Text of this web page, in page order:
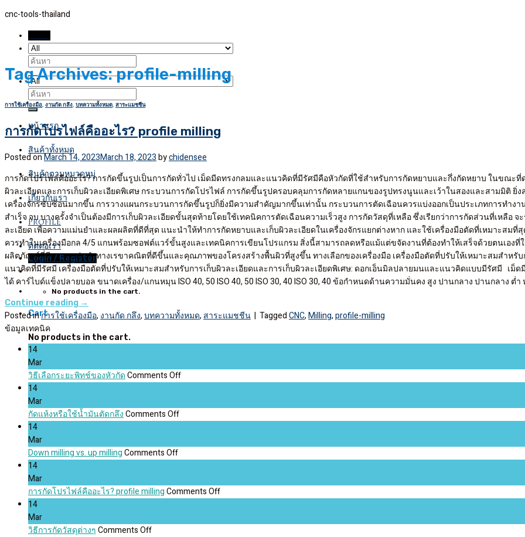
Skip
content
cnc-tools-thailand
Search
for:
Search
for:
หน้าแรก
สินค้าทั้งหมด
สินค้าตามหมวดหมู่
เกี่ยวกับเรา
Profile
ติดต่อเรา
Login / Register
No products in the cart.
Cart
No products in the cart.
Tag Archives:profile-milling
การใช้เครื่องมือ, งานกัด กลึง, บทความทั้งหมด, สาระแมชชีน
การกัดโปรไฟล์คืออะไร? profile milling
Posted onMarch 14, 2023March 18, 2023bychidensee
การกัดโปรไฟล์คืออะไร? การกัดขึ้นรูปเป็นการกัดทั่วไป เม็ดมีดทรงกลมและแนวคิดที่มีรัศมีคือหัวกัดที่ใช้สำหรับการกัดหยาบและกึ่งกัดหยาบ ในขณะ
ผิวละเอียดและการเก็บผิวละเอียดพิเศษ กระบวนการกัดโปรไฟล์ การกัดขึ้นรูปครอบคลุมการกัดหลายแกนของรูปทรงนูนและเว้าในสองและสามมิติ
เครื่องจักรซับซ้อนมากขึ้น การวางแผนกระบวนการกัดขึ้นรูปก็ยิ่งมีความสำคัญมากขึ้นเท่านั้น กระบวนการตัดเฉือนควรแบ่งออกเป็นประเภทการทำงา
สำเร็จ จบ บางครั้งจำเป็นต้องมีการเก็บผิวละเอียดขั้นสุดท้ายโดยใช้เทคนิคการตัดเฉือนความเร็วสูง การกัดวัสดุที่เหลือ ซึ่งเรียกว่าการกัดส่วนที่เหลือ จ
ละเอียด เพื่อความแม่นยำและผลผลิตที่ดีที่สุด แนะนำให้ทำการกัดหยาบและเก็บผิวละเอียดในเครื่องจักรแยกต่างหาก และใช้เครื่องมือตัดที่เหมาะสมที่
ควรทำในเครื่องมือกล 4/5 แกนพร้อมซอฟต์แวร์ขั้นสูงและเทคนิคการเขียนโปรแกรม สิ่งนี้สามารถลดหรือแม้แต่ขจัดงานที่ต้องทำให้เสร็จด้วยตนเอง
ผลิตภัณฑ์ที่มีความแม่นยำทางเรขาคณิตที่ดีขึ้นและคุณภาพของโครงสร้างพื้นผิวที่สูงขึ้น ทางเลือกของเครื่องมือ เครื่องมือตัดที่ปรับให้เหมาะสมสำหรั
แนวคิดที่มีรัศมี เครื่องมือตัดที่ปรับให้เหมาะสมสำหรับการเก็บผิวละเอียดและการเก็บผิวละเอียดพิเศษ: ดอกเอ็นมิลปลายมนและแนวคิดแบบมีรัศมี เ
ได้ คาร์ไบด์แข็งปลายบอล ขนาดเครื่อง/แกนหมุน ISO 40, 50 ISO 40, 50 ISO 30, 40 ISO 30, 40 ข้อกำหนดด้านความมั่นคง สูง ปานกลาง ปานกลาง ต่ำ
Continue reading →
Posted inการใช้เครื่องมือ, งานกัด กลึง,บทความทั้งหมด, สาระแมชชีน | TaggedCNC,Milling,profile-milling
ข้อมูลเทคนิค
14
Mar
วิธีเลือกระยะพิทช์ของหัวกัดComments Offon
14
Mar
กัดแห้งหรือใช้น้ำมันตัดกลึงComments Offon
ตัด
14
Mar
Down milling vs. up millingComments Offon
vs.
14
Mar
การกัดโปรไฟล์คืออะไร? profile millingComments Offon
14
Mar
วิธีการกัดวัสดุต่างๆComments Offon